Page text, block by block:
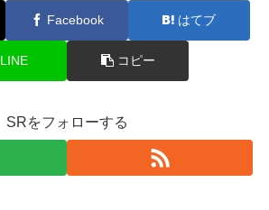
Facebook はてブ
LINE コピー
SRをフォローする